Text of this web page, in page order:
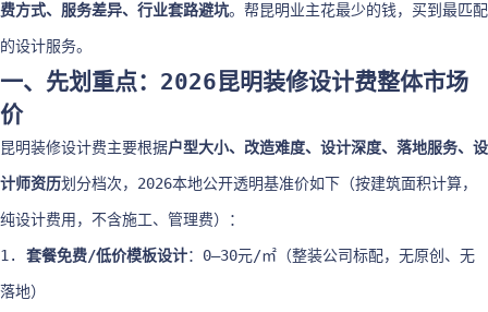
费方式、服务差异、行业套路避坑。帮昆明业主花最少的钱，买到最匹配
的设计服务。
一、先划重点：2026昆明装修设计费整体市场
价
昆明装修设计费主要根据户型大小、改造难度、设计深度、落地服务、设
计师资历划分档次，2026本地公开透明基准价如下（按建筑面积计算，
纯设计费用，不含施工、管理费）：
1. 套餐免费/低价模板设计：0–30元/㎡（整装公司标配，无原创、无
落地）